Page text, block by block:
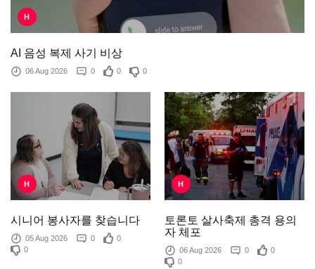
H
AI 음성 복제 사기 비상
06 Aug 2026 0 0 0
H
시니어 봉사자를 찾습니다
05 Aug 2026 0
0
0
H
토론토 살사축제 총격 용의
자 체포
06 Aug 2026 0
0
0